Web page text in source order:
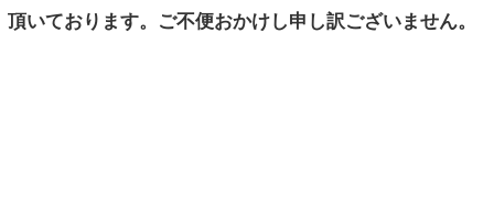
頂いております。ご不便おかけし申し訳ございません。